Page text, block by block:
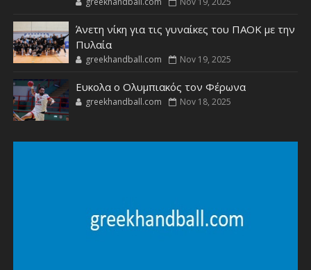
Άνετη νίκη για τις γυναίκες του ΠΑΟΚ με την
Πυλαία
greekhandball.com Nov 19, 2025
Ευκολα ο Ολυμπιακός τον Φέρωνα
greekhandball.com Nov 18, 2025